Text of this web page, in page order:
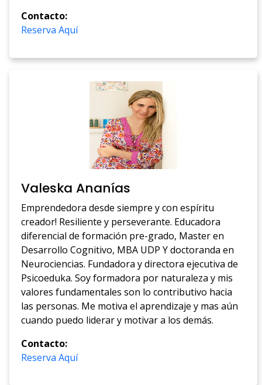
Contacto:
Reserva Aquí
Valeska Ananías
Emprendedora desde siempre y con espíritu
creador! Resiliente y perseverante. Educadora
diferencial de formación pre-grado, Master en
Desarrollo Cognitivo, MBA UDP Y doctoranda en
Neurociencias. Fundadora y directora ejecutiva de
Psicoeduka. Soy formadora por naturaleza y mis
valores fundamentales son lo contributivo hacia
las personas. Me motiva el aprendizaje y mas aún
cuando puedo liderar y motivar a los demás.
Contacto:
Reserva Aquí